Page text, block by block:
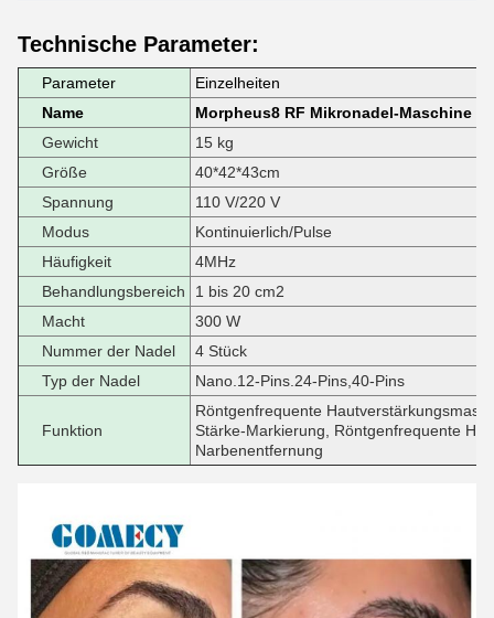
Technische Parameter:
Parameter
Einzelheiten
Name
Morpheus8 RF Mikronadel-Maschine
Gewicht
15 kg
Größe
40*42*43cm
Spannung
110 V/220 V
Modus
Kontinuierlich/Pulse
Häufigkeit
4MHz
Behandlungsbereich
1 bis 20 cm2
Macht
300 W
Nummer der Nadel
4 Stück
Typ der Nadel
Nano.12-Pins.24-Pins,40-Pins
Funktion
Röntgenfrequente
Stärke-Markierung, Röntgenfrequente
Narbenentfernung